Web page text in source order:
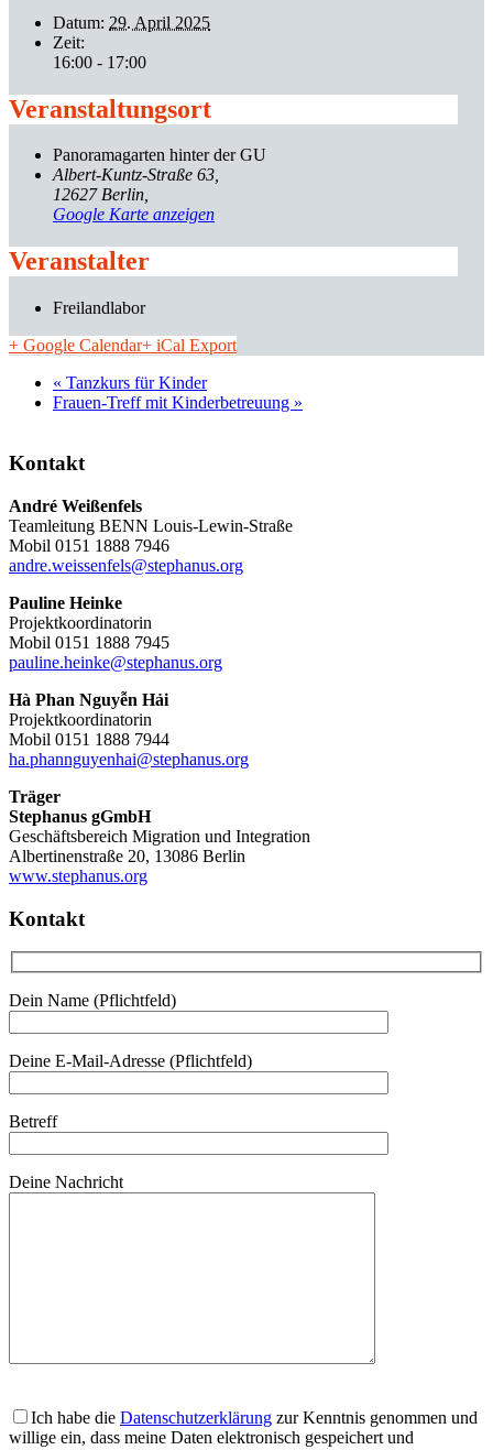
Datum: 29. April 2025
Zeit:
16:00 - 17:00
Veranstaltungsort
Panoramagarten hinter der GU
Albert-Kuntz-Straße 63
12627 Berlin,
Google Karte anzeigen
Veranstalter
Freilandlabor
+ Google Calendar+ iCal Export
« Tanzkurs für Kinder
Frauen-Treff mit Kinderbetreuung »
Kontakt
André Weißenfels
Teamleitung BENN Louis-Lewin-Straße
Mobil 0151 1888 7946
andre.weissenfels@stephanus.org
Pauline Heinke
Projektkoordinatorin
Mobil 0151 1888 7945
pauline.heinke@stephanus.org
Hà Phan Nguyễn Hải
Projektkoordinatorin
Mobil 0151 1888 7944
ha.phannguyenhai@stephanus.org
Träger
Stephanus gGmbH
Geschäftsbereich Migration und Integration
Albertinenstraße 20, 13086 Berlin
www.stephanus.org
Kontakt
Dein Name (Pflichtfeld)
Deine E-Mail-Adresse (Pflichtfeld)
Betreff
Deine Nachricht
Ich habe die Datenschutzerklärung zur Kenntnis genommen und
willige ein, dass meine Daten elektronisch gespeichert und